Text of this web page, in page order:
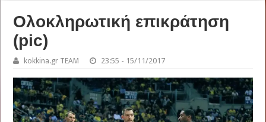
Ολοκληρωτική επικράτηση
(pic)
kokkina.gr TEAM 23:55 - 15/11/2017